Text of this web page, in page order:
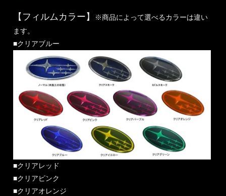
【フィルムカラー】
※商品によって選べるカラーは違い
ます。
■クリアブルー
■クリアレッド
■クリアピンク
■クリアオレンジ